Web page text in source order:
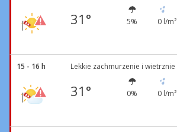
31° 5% 0 l/m²
15 - 16 h Lekkie zachmurzenie i wietrznie
31° 0% 0 l/m²